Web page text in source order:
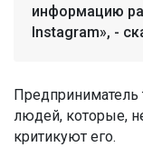
информацию
Instagram», -
Предприниматель
людей, которые,
критикуют его.